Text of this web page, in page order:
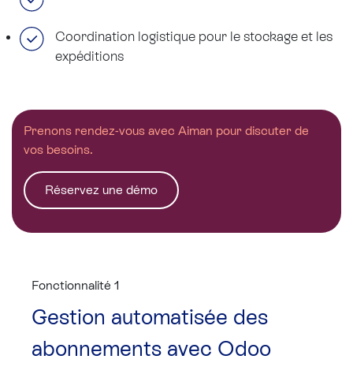
Coordination logistique pour le stockage et les
expéditions
Prenons rendez-vous avec Aiman pour discuter de
vos besoins.
Réservez une démo
Fonctionnalité 1
Gestion automatisée des
abonnements avec Odoo